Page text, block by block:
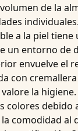
de la
a la piel tiene
un entorno de
envuelve el
con cremallera
la higiene.
colores debido
comodidad al